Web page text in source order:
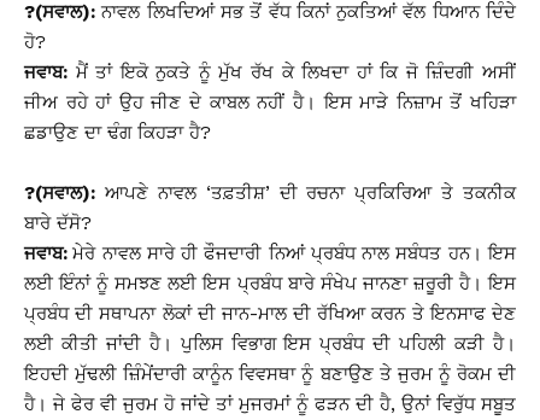
?(ਸਵਾਲ): ਨਾਵਲ ਲਿਖਦਿਆਂ ਸਭ ਤੋਂ ਵੱਧ ਕਿਨਾਂ ਨੁਕਤਿਆਂ ਵੱਲ ਧਿਆਨ ਦਿੰਦੇ
ਹੋ?
ਜਵਾਬ: ਮੈਂ ਤਾਂ ਇਕੋ ਨੁਕਤੇ ਨੂੰ ਮੁੱਖ ਰੱਖ ਕੇ ਲਿਖਦਾ ਹਾਂ ਕਿ ਜੋ ਜ਼ਿੰਦਗੀ ਅਸੀਂ
ਜੀਅ ਰਹੇ ਹਾਂ ਉਹ ਜੀਣ ਦੇ ਕਾਬਲ ਨਹੀਂ ਹੈ। ਇਸ ਮਾੜੇ ਨਿਜ਼ਾਮ ਤੋਂ ਖਹਿੜਾ
ਛਡਾਉਣ ਦਾ ਢੰਗ ਕਿਹੜਾ ਹੈ?
?(ਸਵਾਲ): ਆਪਣੇ ਨਾਵਲ ‘ਤਫ਼ਤੀਸ਼’ ਦੀ ਰਚਨਾ ਪ੍ਰਕਿਰਿਆ ਤੇ ਤਕਨੀਕ
ਬਾਰੇ ਦੱਸੋ?
ਜਵਾਬ:ਮੇਰੇ ਨਾਵਲ ਸਾਰੇ ਹੀ ਫੌਜਦਾਰੀ ਨਿਆਂ ਪ੍ਰਬੰਧ ਨਾਲ ਸਬੰਧਤ ਹਨ। ਇਸ
ਲਈ ਇੰਨਾਂ ਨੂੰ ਸਮਝਣ ਲਈ ਇਸ ਪ੍ਰਬੰਧ ਬਾਰੇ ਸੰਖੇਪ ਜਾਨਣਾ ਜ਼ਰੂਰੀ ਹੈ। ਇਸ
ਪ੍ਰਬੰਧ ਦੀ ਸਥਾਪਨਾ ਲੋਕਾਂ ਦੀ ਜਾਨ-ਮਾਲ ਦੀ ਰੱਖਿਆ ਕਰਨ ਤੇ ਇਨਸਾਫ ਦੇਣ
ਲਈ ਕੀਤੀ ਜਾਂਦੀ ਹੈ। ਪੁਲਿਸ ਵਿਭਾਗ ਇਸ ਪ੍ਰਬੰਧ ਦੀ ਪਹਿਲੀ ਕੜੀ ਹੈ।
ਇਹਦੀ ਮੁੱਢਲੀ ਜ਼ਿੰਮੇਂਦਾਰੀ ਕਾਨੂੰਨ ਵਿਵਸਥਾ ਨੂੰ ਬਣਾਉਣ ਤੇ ਜੁਰਮ ਨੂੰ ਰੋਕਮ ਦੀ
ਹੈ। ਜੇ ਫੇਰ ਵੀ ਜੁਰਮ ਹੋ ਜਾਂਦੇ ਤਾਂ ਮੁਜਰਮਾਂ ਨੂੰ ਫੜਨ ਦੀ ਹੈ, ਉਨਾਂ ਵਿਰੁੱਧ ਸਬੂਤ